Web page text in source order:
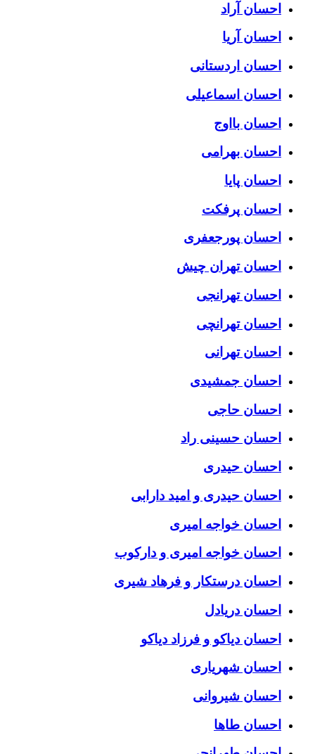
احسان آراد
احسان آریا
احسان اردستانی
احسان اسماعیلی
احسان بااوج
احسان بهرامی
احسان پایا
احسان پرفکت
احسان پورجعفری
احسان تهران چیش
احسان تهرانجی
احسان تهرانچی
احسان تهرانی
احسان جمشیدی
احسان حاجی
احسان حسینی راد
احسان حیدری
احسان حیدری و امید دارابی
احسان خواجه امیری
احسان خواجه امیری و دارکوب
احسان درستكار و فرهاد شيرى
احسان دریادل
احسان دیاکو و فرزاد دیاکو
احسان شهریاری
احسان شیروانی
احسان طاها